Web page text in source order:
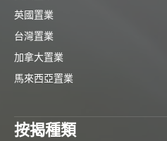
英國置業
台灣置業
加拿大置業
馬來西亞置業
按揭種類